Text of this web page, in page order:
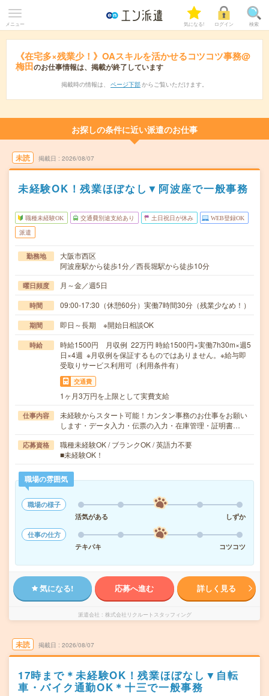
メニュー 気になる! ログイン 検索
《在宅多×残業少！》OAスキルを活かせるコツコツ事務@
梅田のお仕事情報は、掲載が終了しています
掲載時の情報は、 ページ下部 からご覧いただけます。
お探しの条件に近い派遣のお仕事
未読 掲載日 2026/08/07
未経験OK！残業ほぼなし▼阿波座で一般事務
職種未経験OK 交通費別途支給あり 土日祝日が休み WEB登録OK
派遣
勤務地
大阪市西区
阿波座駅から徒歩1分／西長堀駅から徒歩10分
曜日頻度 月～金／週5日
時間 09:00-17:30（休憩60分）実働7時間30分（残業少なめ！）
期間 即日～長期 ※開始日相談OK
時給
時給1500円 月収例 22万円 時給1500円×実働7h30m×週5
日×4週 ※月収例を保証するものではありません。※給与即
受取りサービス利用可（利用条件有）
交通費
1ヶ月3万円を上限として実費支給
仕事内容
未経験からスタート可能！カンタン事務のお仕事をお願い
します・データ入力・伝票の入力・在庫管理・証明書…
応募資格
職種未経験OK / ブランクOK / 英語力不要
■未経験OK！
職場の雰囲気
職場の様子
活気がある
しずか
仕事の仕方
テキパキ
コツコツ
気になる! 応募へ進む 詳しく見る
派遣会社 株式会社リクルートスタッフィング
未読 掲載日 2026/08/07
17時まで＊未経験OK！残業ほぼなし▼自転
車・バイク通勤OK＊十三で一般事務